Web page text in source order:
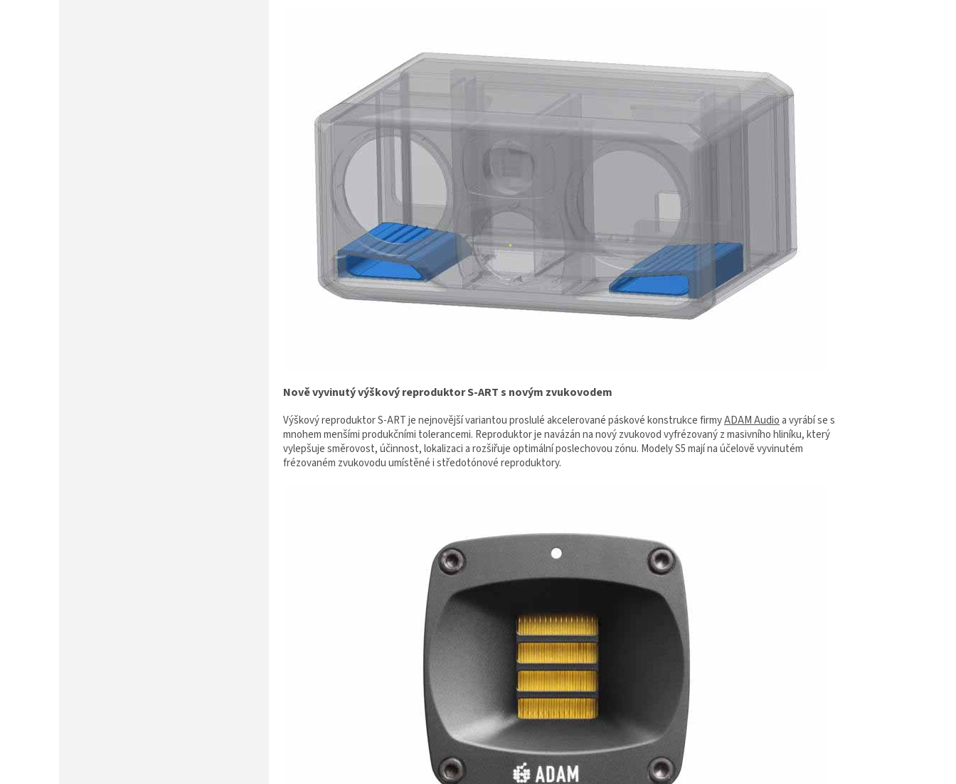
Nově vyvinutý výškový reproduktor S-ART s novým zvukovodem
Výškový reproduktor S-ART je nejnovější variantou proslulé akcelerované páskové konstrukce firmyADAM Audioa vyrábí se s
mnohem menšími produkčními tolerancemi. Reproduktor je navázán na nový zvukovod vyfrézovaný z masivního hliníku, který
vylepšuje směrovost, účinnost, lokalizaci a rozšiřuje optimální poslechovou zónu. Modely S5 mají na účelově vyvinutém
frézovaném zvukovodu umístěné i středotónové reproduktory.